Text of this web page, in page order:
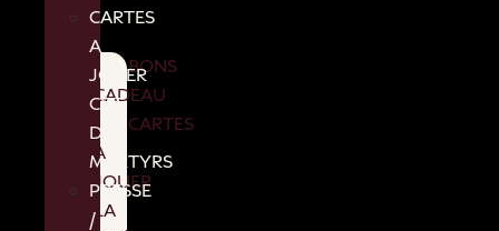
BONS
CADEAU
CARTES
A
JOUER
LA
CARTES
A
JOUER
CITÉ
DES
MARTYRS
PRESSE
/